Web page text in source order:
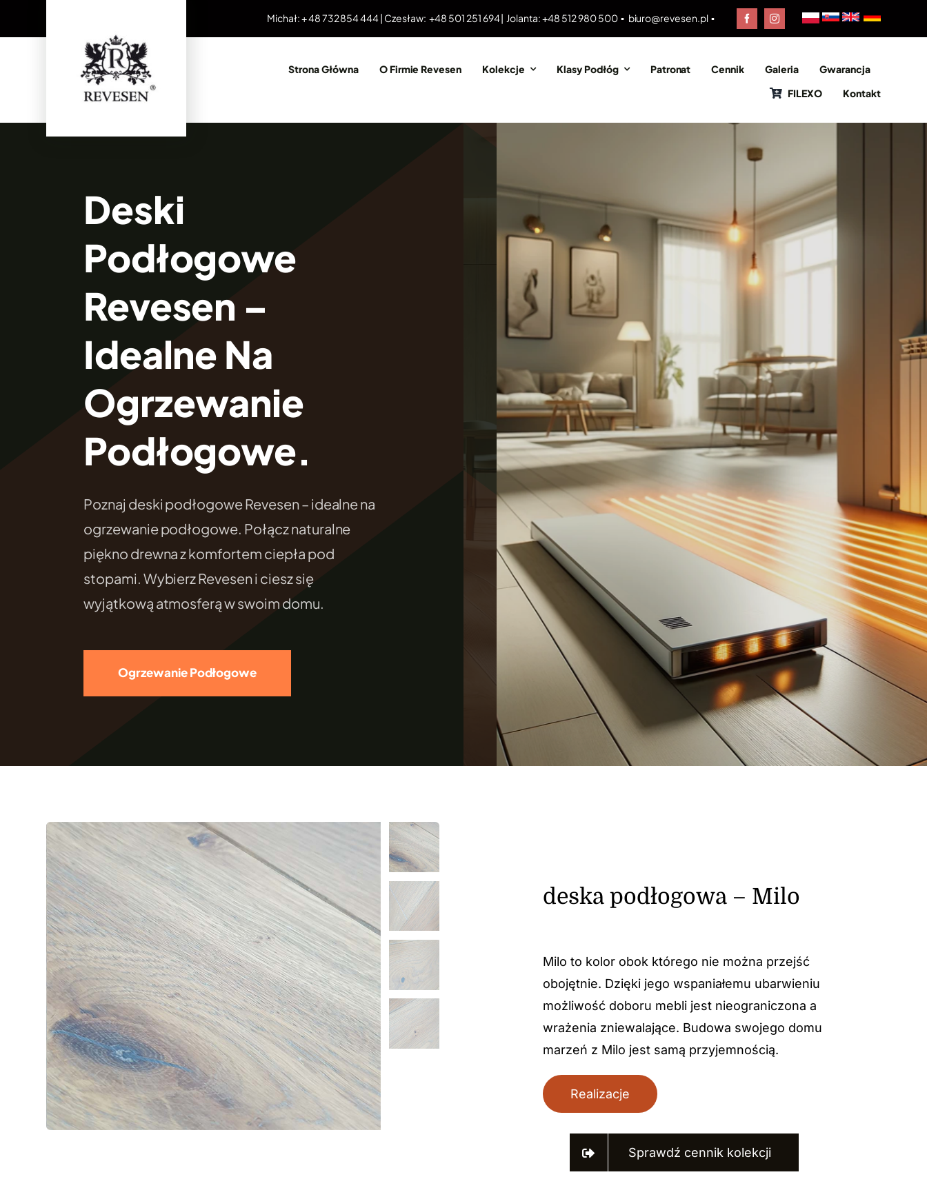
Michał: + 48 732 854 444 | Czesław: +48 501 251 694 | Jolanta: +48 512 980 500 ▪ biuro@revesen.pl ▪
Strona Główna O Firmie Revesen Kolekcje Klasy Podłóg Patronat Cennik Galeria
Gwarancja
FILEXO
Kontakt
Deski
Podłogowe
Revesen –
Idealne Na
Ogrzewanie
Podłogowe.
Poznaj deski podłogowe Revesen – idealne na
ogrzewanie podłogowe. Połącz naturalne
piękno drewna z komfortem ciepła pod
stopami. Wybierz Revesen i ciesz się
wyjątkową atmosferą w swoim domu.
Ogrzewanie Podłogowe
deska podłogowa – Milo
Milo to kolor obok którego nie można przejść
obojętnie. Dzięki jego wspaniałemu ubarwieniu
możliwość doboru mebli jest nieograniczona a
wrażenia zniewalające. Budowa swojego domu
marzeń z Milo jest samą przyjemnością.
Realizacje
Sprawdź cennik kolekcji